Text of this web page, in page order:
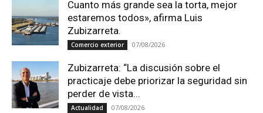
Cuanto más grande sea la torta, mejor
estaremos todos», afirma Luis
Zubizarreta.
Comercio exterior 07/08/2026
Zubizarreta: “La discusión sobre el
practicaje debe priorizar la seguridad sin
perder de vista...
Actualidad 07/08/2026